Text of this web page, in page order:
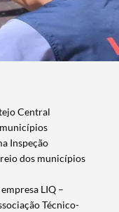
Central
Inspeção
dos municípios
LIQ –
Técnico-